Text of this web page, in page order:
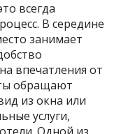
всегда
В середине
занимает
впечатления от
обращают
из окна или
услуги,